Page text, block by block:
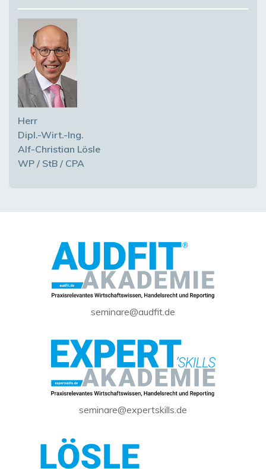
Herr
Dipl.-Wirt.-Ing.
Alf-Christian Lösle
WP / StB / CPA
seminare@audfit.de
seminare@expertskills.de